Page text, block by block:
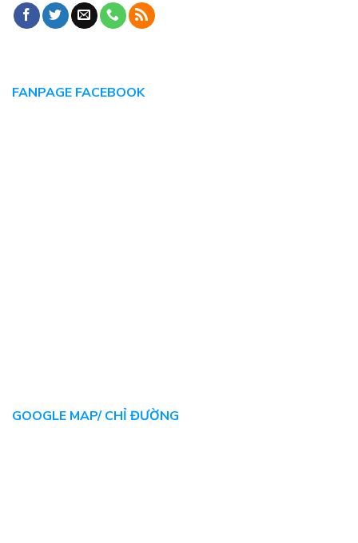
FANPAGE FACEBOOK
GOOGLE MAP/ CHỈ ĐƯỜNG